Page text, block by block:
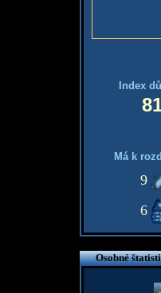
Index
Má k
9
6
Osobné